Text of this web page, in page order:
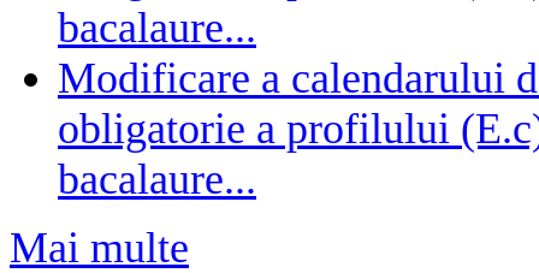
bacalaure...
Modificare a calendarului
obligatorie a profilului
bacalaure...
Mai multe